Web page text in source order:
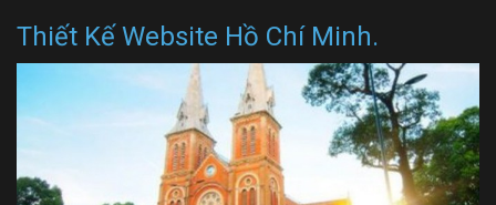
Thiết Kế Website Hồ Chí Minh.